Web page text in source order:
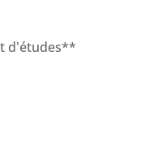
d'études**